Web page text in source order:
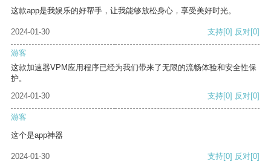
这款app是我娱乐的好帮手，让我能够放松身心，享受美好时光。
2024-01-30 支持[0] 反对[0]
游客
这款加速器VPM应用程序已经为我们带来了无限的流畅体验和安全性保
护。
2024-01-30
支持[0] 反对[0]
游客
这个是app神器
2024-01-30 支持[0] 反对[0]